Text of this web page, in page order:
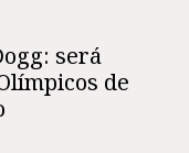
será
de